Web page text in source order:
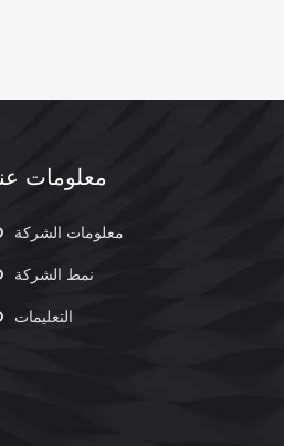
معلومات
معلومات الشركة
نمط الشركة
التعليمات